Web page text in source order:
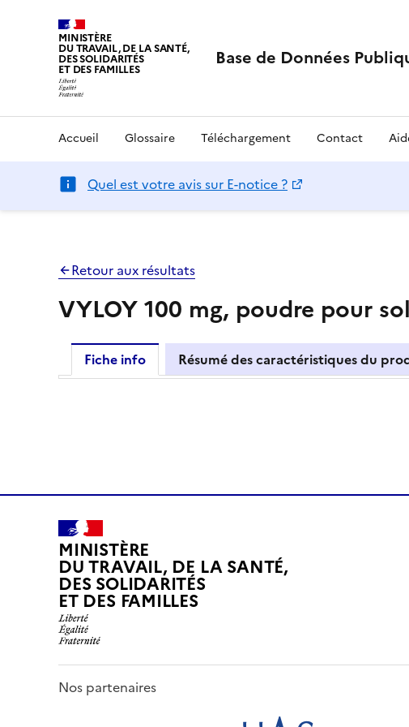
MINISTÈRE
DU TRAVAIL, DE LA SANTÉ,
DES SOLIDARITÉS
ET DES FAMILLES Base de Données
Accueil Glossaire Téléchargement Contact
Quel est votre avis sur E-notice ?
Retour aux résultats
VYLOY 100 mg, poudre pour
Fiche info
Résumé des caractéristiques du
MINISTÈRE
DU TRAVAIL, DE LA SANTÉ,
DES SOLIDARITÉS
ET DES FAMILLES
Nos partenaires